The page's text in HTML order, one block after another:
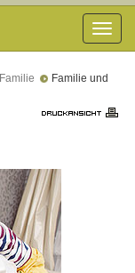
Toggle
Familie und